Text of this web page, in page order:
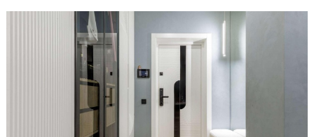
Современные в квартиру
С отделкой из дерева
С декоративными панелями
С зеркалом
Под отделку
Образцы входные